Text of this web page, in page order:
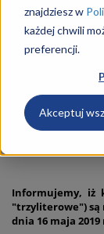
znajdziesz w
każdej chwili
preferencji.
Akceptuj
Technik
Mienia
ZAPISZ SIĘ NA
Informujemy, iż
"trzyliterowe") są
dnia 16 maja 2019